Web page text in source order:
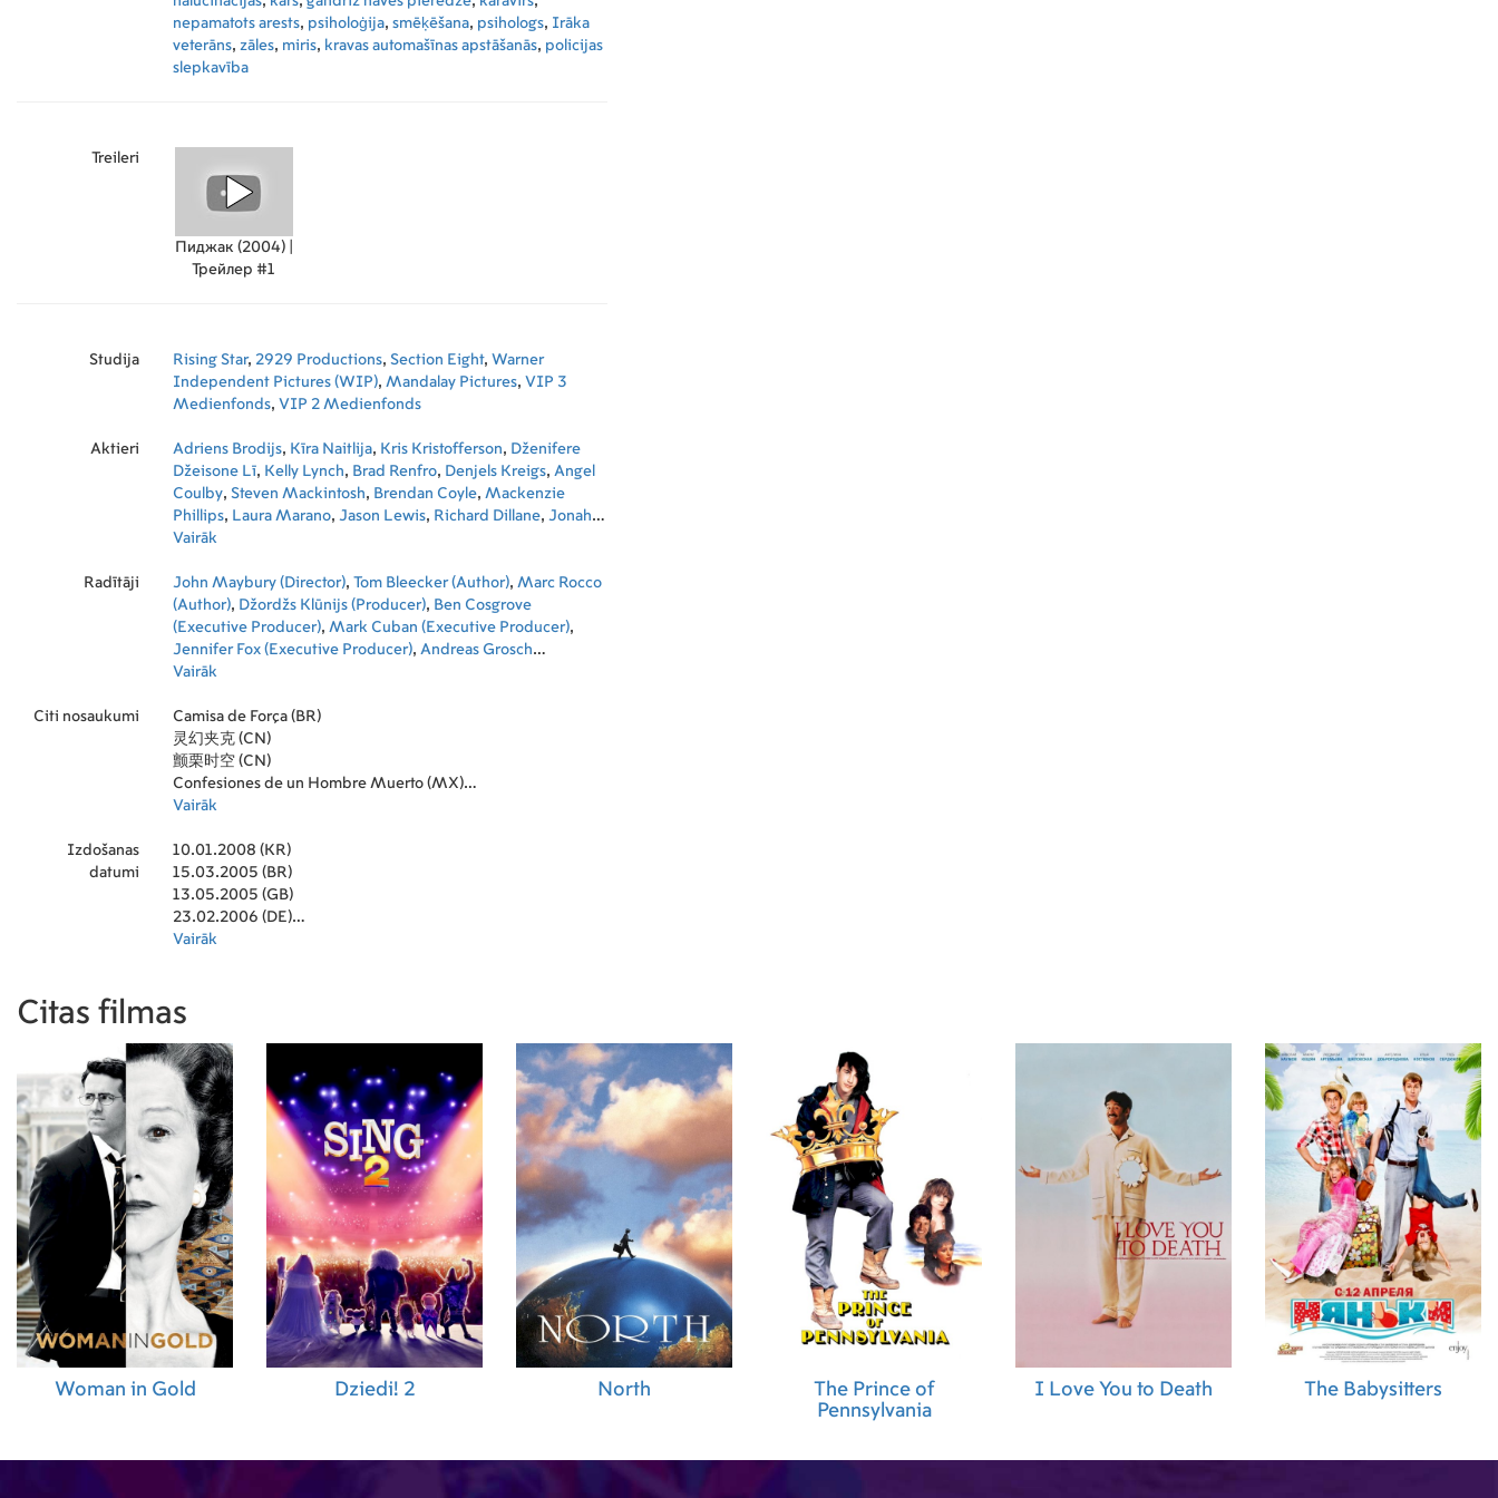
nepamatots arests, psiholoģija, smēķēšana, psihologs, Irāka
veterāns, zāles, miris, kravas automašīnas apstāšanās, policijas
slepkavība
Treileri
Пиджак (2004) |
Трейлер #1
Studija Rising Star, 2929 Productions, Section Eight, Warner
Independent Pictures (WIP), Mandalay Pictures, VIP 3
Medienfonds, VIP 2 Medienfonds
Aktieri Adriens Brodijs, Kīra Naitlija, Kris Kristofferson, Dženifere
Džeisone Lī, Kelly Lynch, Brad Renfro, Denjels Kreigs, Angel
Coulby, Steven Mackintosh, Brendan Coyle, Mackenzie
Phillips, Laura Marano, Jason Lewis, Richard Dillane, Jonah
Lotan,
Vairāk
Radītāji John Maybury (Director), Tom Bleecker (Author), Marc Rocco
(Author), Džordžs Klūnijs (Producer), Ben Cosgrove
(Executive Producer), Mark Cuban (Executive Producer),
Jennifer Fox (Executive Producer), Andreas Grosch
(Executive Producer)
Producer), Kristofers Robertsa (Executive Producer)
Soderbergs (Producer)
Todd Wagner (Executive Producer)
Photography),Emma E. Hickox (Editor),Braiens Īno (Original
Music Composer)
Vairāk
Citi nosaukumi
Camisa de Força (BR)
灵幻夹克 (CN)
颤栗时空 (CN)
Confesiones de un Hombre Muerto (MX)
Regresiones de un Hombre Muerto (SV)
Vairāk
Izdošanas
datumi
10.01.2008 (KR)
15.03.2005 (BR)
13.05.2005 (GB)
23.02.2006 (DE)
24.08.2005 (FR)
Vairāk
Citas filmas
Woman in Gold Dziedi! 2 North
The Prince of
Pennsylvania
I Love You to Death The Babysitters